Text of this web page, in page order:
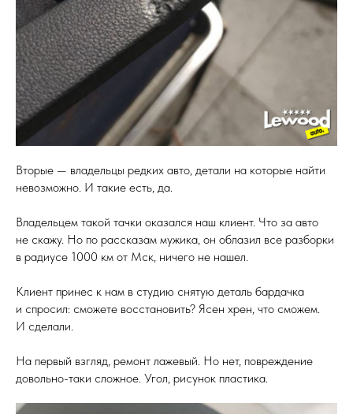
Вторые — владельцы редких авто, детали на которые найти
невозможно. И такие есть, да.
Владельцем такой тачки оказался наш клиент. Что за авто
не скажу. Но по рассказам мужика, он облазил все разборки
в радиусе 1000 км от Мск, ничего не нашел.
Клиент принес к нам в студию снятую деталь бардачка
и спросил: сможете восстановить? Ясен хрен, что сможем.
И сделали.
На первый взгляд, ремонт лажевый. Но нет, повреждение
довольно-таки сложное. Угол, рисунок пластика.